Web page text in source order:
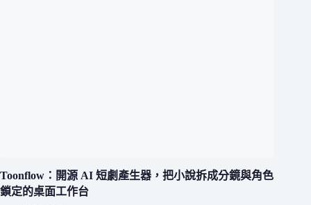
Toonflow：開源 AI 短劇產生器，把小說拆成分鏡與角色
鎖定的桌面工作台